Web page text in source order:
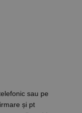
sau pe
și pt